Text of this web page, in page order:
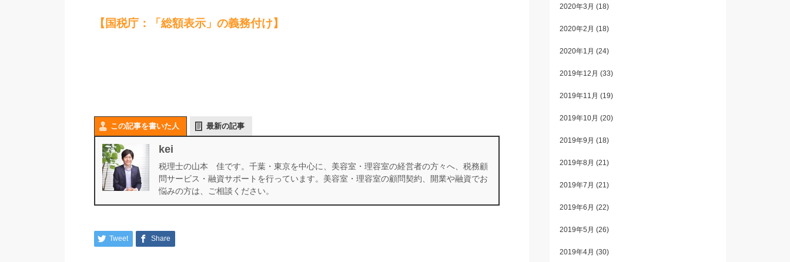
【国税庁：「総額表示」の義務付け】
この記事を書いた人 最新の記事
kei
税理士の山本 佳です。千葉・東京を中心に、美容室・理容室の経営者の方々へ、税務顧
問サービス・融資サポートを行っています。美容室・理容室の顧問契約、開業や融資でお
悩みの方は、ご相談ください。
Tweet Share
2020年3月 (18)
2020年2月 (18)
2020年1月 (24)
2019年12月 (33)
2019年11月 (19)
2019年10月 (20)
2019年9月 (18)
2019年8月 (21)
2019年7月 (21)
2019年6月 (22)
2019年5月 (26)
2019年4月 (30)